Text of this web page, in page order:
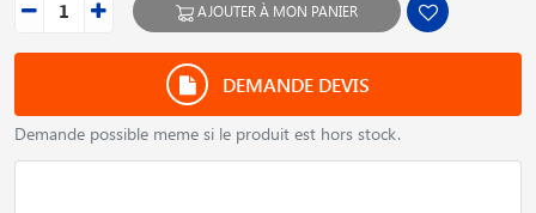
AJOUTER À MON PANIER
DEMANDE DEVIS
Demande possible meme si le produit est hors stock.